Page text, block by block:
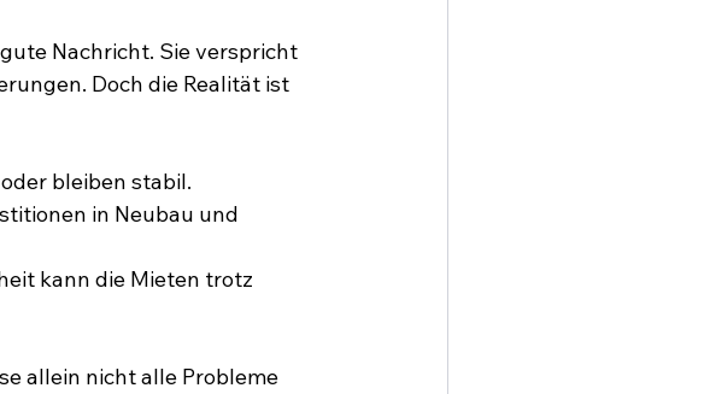
Nachricht. Sie verspricht
Doch die Realität ist
bleiben stabil.
in Neubau und
kann die Mieten trotz
allein nicht alle Probleme